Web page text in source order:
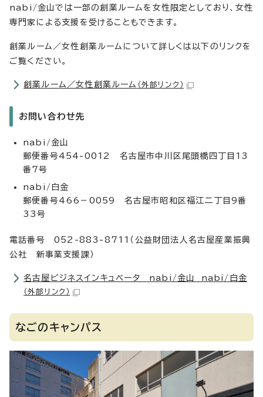
nabi/金山では一部の創業ルームを女性限定としており、女性
専門家による支援を受けることもできます。
創業ルーム／女性創業ルームについて詳しくは以下のリンクを
ご覧ください。
創業ルーム／女性創業ルーム （外部リンク）
お問い合わせ先
nabi/金山
郵便番号454-0012 名古屋市中川区尾頭橋四丁目13
番7号
nabi/白金
郵便番号466－0059 名古屋市昭和区福江二丁目9番
33号
電話番号 052-883-8711（公益財団法人名古屋産業振興
公社 新事業支援課）
名古屋ビジネスインキュベータ nabi/金山 nabi/白金
（外部リンク）
なごのキャンパス